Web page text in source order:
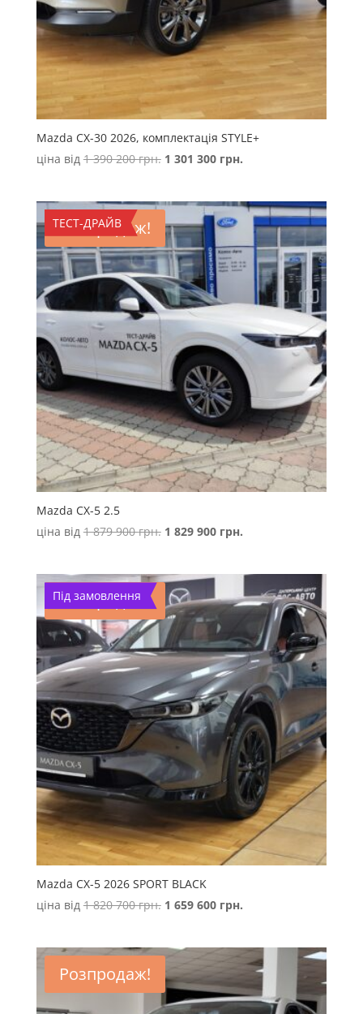
Mazda CX-30 2026, комплектація STYLE+
ціна від 1 390 200грн. Оригінальна
390
200 грн..
1 301 300 грн.Поточна
301
300 грн..
ТЕСТ-ДРАЙВ
Розпродаж!
Mazda CX-5 2.5
ціна від 1 879 900грн. Оригінальна
879
900 грн..
1 829 900 грн.Поточна
900 грн..
Під замовлення
Розпродаж!
Mazda CX-5 2026 SPORT BLACK
ціна від 1 820 700грн. Оригінальна
820
700 грн..
1 659 600 грн.Поточна
659
600 грн..
Розпродаж!